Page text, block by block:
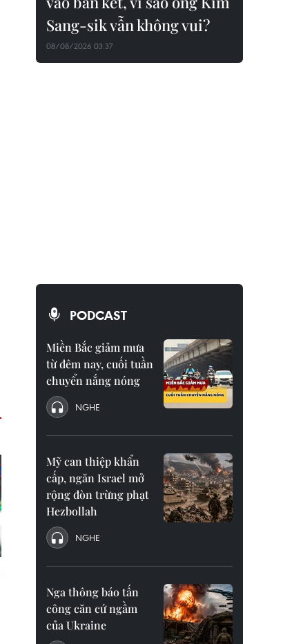
Sang-sik vẫn không vui?
08/08/2026 03:37
PODCAST
Miền Bắc giảm mưa
từ đêm nay, cuối tuần
chuyển nắng nóng
NGHE
Mỹ can thiệp khẩn
cấp, ngăn Israel mở
rộng đòn trừng phạt
Hezbollah
NGHE
Nga thông báo tấn
công căn cứ ngầm
của Ukraine